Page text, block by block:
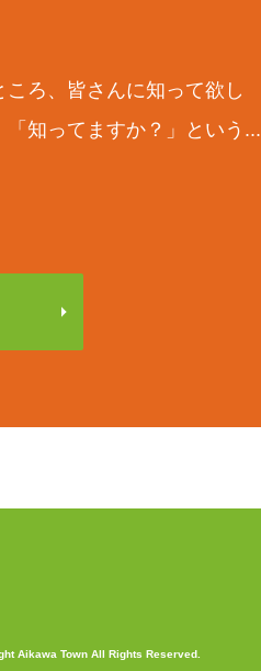
ころ、皆さんに知って欲し
知ってますか？」という...
Aikawa Town All Rights Reserved.